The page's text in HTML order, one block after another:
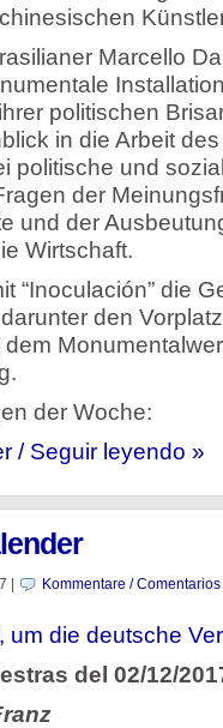
Marcello
politischen
in die Arbeit
politische und
der
und der
Wirtschaft.
“Inoculación” die
den
der Woche:
/ Seguir leyendo »
Kommentare / Comentarios
um die deutsche
del 02/12/